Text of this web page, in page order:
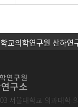
교의학연구원 산하연
서울대학교 의과대학